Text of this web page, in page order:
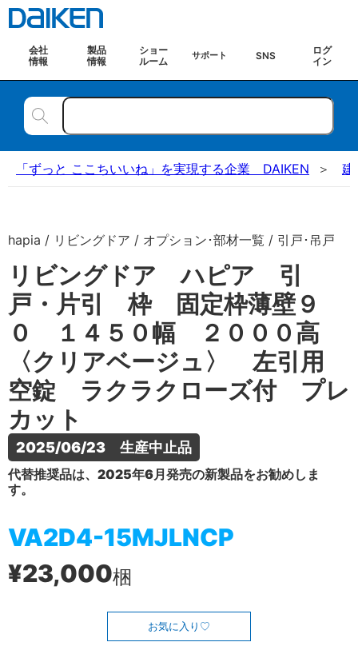
会社
情報
製品
情報
ショー
ルーム
サポート SNS
ログ
イン
「ずっと ここちいいね」を実現する企業 DAIKEN 建
hapia / リビングドア / オプション･部材一覧 / 引戸･吊戸
リビングドア ハピア 引
戸・片引 枠 固定枠薄壁９
０ １４５０幅 ２０００高
〈クリアベージュ〉 左引用
空錠 ラクラクローズ付 プレ
カット
2025/06/23　生産中止品
代替推奨品は、2025年6月発売の新製品をお勧めしま
す。
VA2D4-15MJLNCP
¥23,000梱
お気に入り